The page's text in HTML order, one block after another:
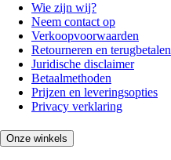
Wie zijn wij?
Neem contact op
Verkoopvoorwaarden
Retourneren en terugbetalen
Juridische disclaimer
Betaalmethoden
Prijzen en leveringsopties
Privacy verklaring
Onze winkels